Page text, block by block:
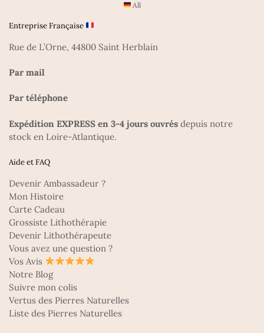
All
Entreprise Française
Rue de L’Orne, 44800 Saint Herblain
Par mail
Par téléphone
Expédition EXPRESS en 3-4 jours ouvrés depuis notre
stock en Loire-Atlantique.
Aide et FAQ
Devenir Ambassadeur ?
Mon Histoire
Carte Cadeau
Grossiste Lithothérapie
Devenir Lithothérapeute
Vous avez une question ?
Vos Avis
Notre Blog
Suivre mon colis
Vertus des Pierres Naturelles
Liste des Pierres Naturelles